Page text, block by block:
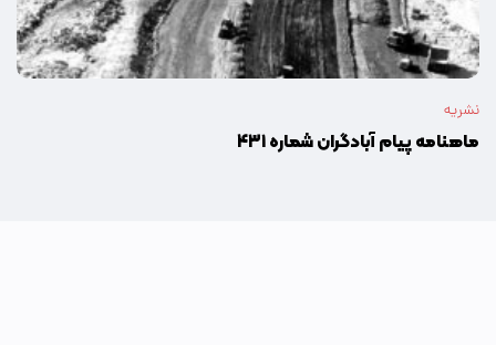
نشریه
ماهنامه پیام آبادگران شماره ۴۳۱